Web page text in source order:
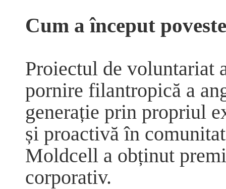
Cum a început
Proiectul de voluntariat
pornire filantropică a
generație prin propriul
și proactivă în
Moldcell a obținut
corporativ.